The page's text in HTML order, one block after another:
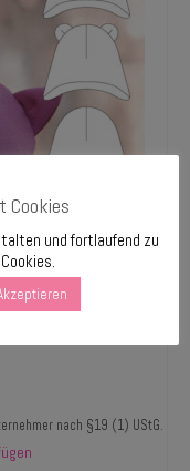
nach §19 (1) UStG.
Cookies
und fortlaufend zu